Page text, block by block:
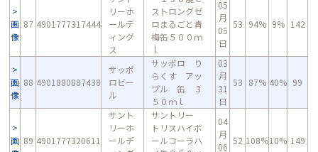
画
像
87 4901777317444
リーホ
ールデ
ィング
ス
ストロングゼ
ロまるごと青
梅缶５００ｍ
ｌ
05
月
05
日
53 94% 9% 142
画
像
88 4901880887438
サッポ
ロビー
ル
サッポロ り
らくす アッ
プル 缶 ３
５０ｍｌ
03
月
31
日
53 87% 40% 99
画 89 4901777320611
サント
リーホ
ールデ
サントリー
トリスハイボ
ールコーラハ
04
月
06
52 108%10% 149